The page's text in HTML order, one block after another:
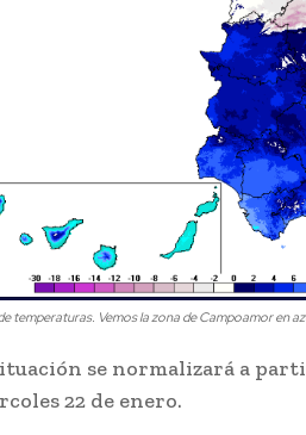
temperaturas. Vemos la zona de Campoamor en
se normalizará a
22 de enero.